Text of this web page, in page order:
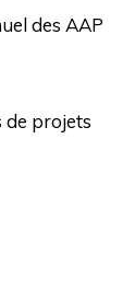
des AAP
de projets